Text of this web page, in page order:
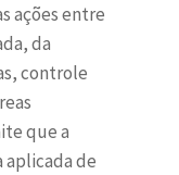
ações entre
da
controle
que a
aplicada de